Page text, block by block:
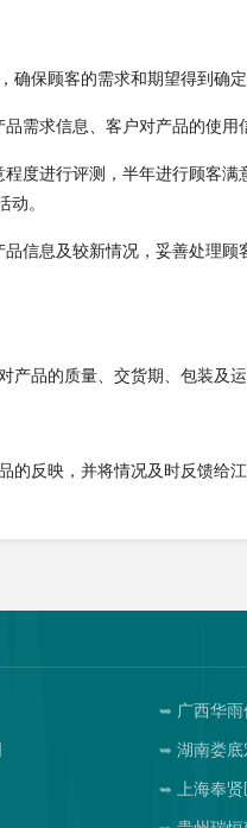
保顾客的需求和期望得到确
需求信息、客户对产品的使用
度进行评测，半年进行顾客
动。
信息及较新情况，妥善处理
品的质量、交货期、包装及运
反映，并将情况及时反馈给江
广西华雨
湖南娄底
上海奉贤